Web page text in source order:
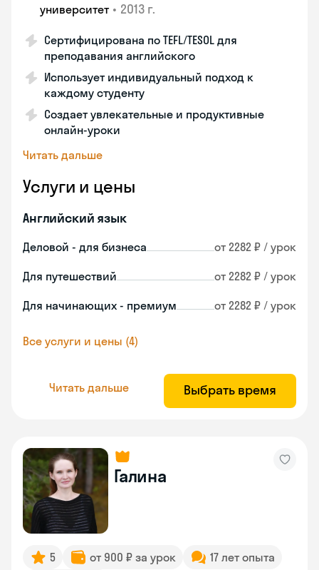
университет • 2013 г.
Сертифицирована по TEFL/TESOL для
преподавания английского
Использует индивидуальный подход к
каждому студенту
Создает увлекательные и продуктивные
онлайн-уроки
Читать дальше
Услуги и цены
Английский язык
Деловой - для бизнеса от 2282 ₽ / урок
Для путешествий от 2282 ₽ / урок
Для начинающих - премиум от 2282 ₽ / урок
Все услуги и цены (4)
Читать дальше Выбрать время
Галина
5 от 900 ₽ за урок
17 лет опыта